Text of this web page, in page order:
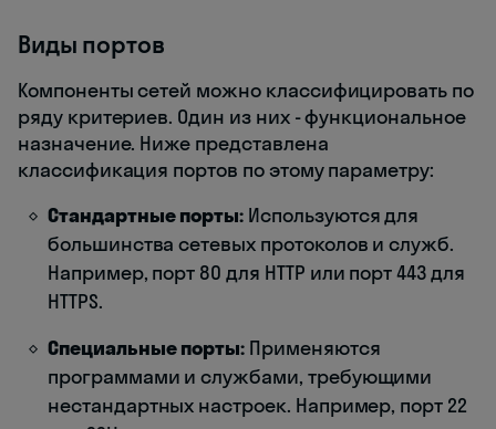
Виды портов
Компоненты сетей можно классифицировать по
ряду критериев. Один из них - функциональное
назначение. Ниже представлена
классификация портов по этому параметру:
Стандартные порты: Используются для
большинства сетевых протоколов и служб.
Например, порт 80 для HTTP или порт 443 для
HTTPS.
Специальные порты: Применяются
программами и службами, требующими
нестандартных настроек. Например, порт 22